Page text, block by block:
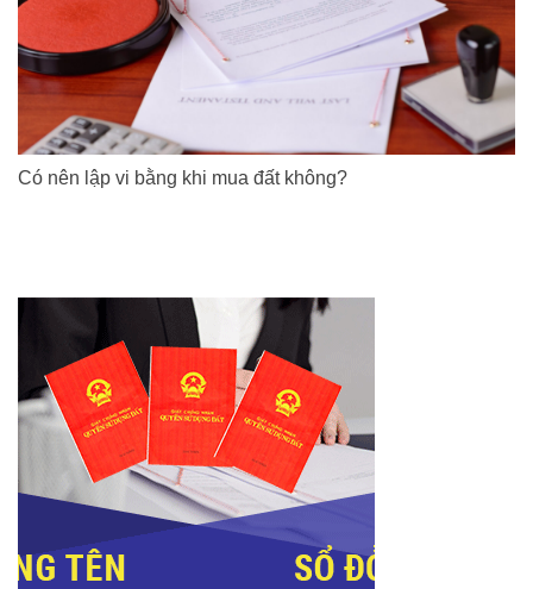
Có nên lập vi bằng khi mua đất không?